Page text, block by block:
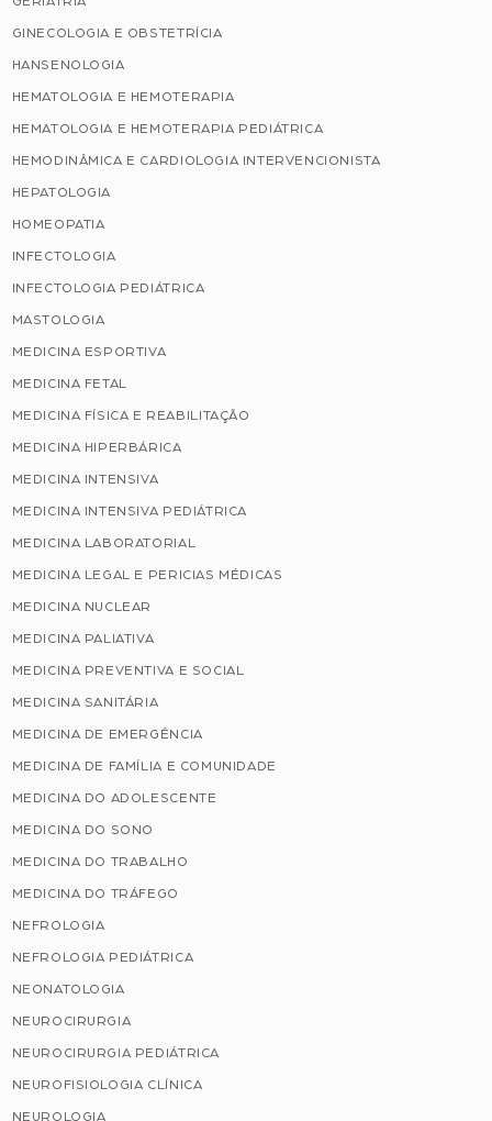
GINECOLOGIA E OBSTETRÍCIA
HANSENOLOGIA
HEMATOLOGIA E HEMOTERAPIA
HEMATOLOGIA E HEMOTERAPIA PEDIÁTRICA
HEMODINÂMICA E CARDIOLOGIA INTERVENCIONISTA
HEPATOLOGIA
HOMEOPATIA
INFECTOLOGIA
INFECTOLOGIA PEDIÁTRICA
MASTOLOGIA
MEDICINA ESPORTIVA
MEDICINA FETAL
MEDICINA FÍSICA E REABILITAÇÃO
MEDICINA HIPERBÁRICA
MEDICINA INTENSIVA
MEDICINA INTENSIVA PEDIÁTRICA
MEDICINA LABORATORIAL
MEDICINA LEGAL E PERICIAS MÉDICAS
MEDICINA NUCLEAR
MEDICINA PALIATIVA
MEDICINA PREVENTIVA E SOCIAL
MEDICINA SANITÁRIA
MEDICINA DE EMERGÊNCIA
MEDICINA DE FAMÍLIA E COMUNIDADE
MEDICINA DO ADOLESCENTE
MEDICINA DO SONO
MEDICINA DO TRABALHO
MEDICINA DO TRÁFEGO
NEFROLOGIA
NEFROLOGIA PEDIÁTRICA
NEONATOLOGIA
NEUROCIRURGIA
NEUROCIRURGIA PEDIÁTRICA
NEUROFISIOLOGIA CLÍNICA
NEUROLOGIA